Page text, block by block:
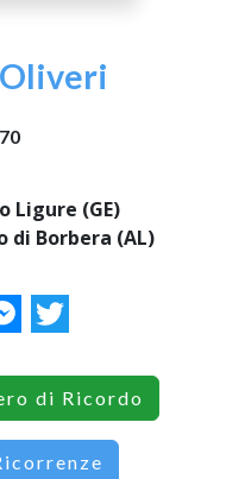
Ligure (GE)
di Borbera (AL)
Messenger
Twitter
di Ricordo